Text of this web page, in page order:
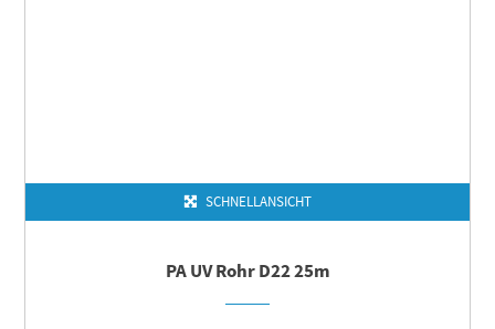
SCHNELLANSICHT
PA UV Rohr D22 25m